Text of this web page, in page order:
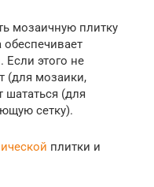
мозаичную плитку
Если этого не
(для мозаики,
шататься (для
сетку).
плитки и